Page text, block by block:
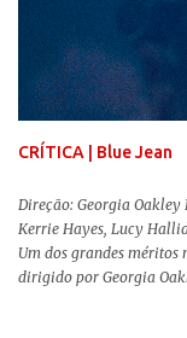
libertando-os pelo
uma pequena vantagem
viver em silêncio pelo
amam filmes com
como entretenimento
CRÍTICA | Blue Jean
Direção: Georgia Oakley
Kerrie Hayes, Lucy
Um dos grandes méritos
dirigido por Georgia